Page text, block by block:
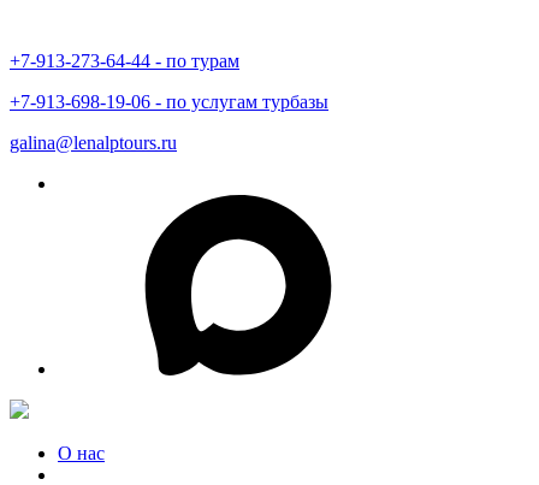
+7-913-273-64-44 - по турам
+7-913-698-19-06 - по услугам турбазы
galina@lenalptours.ru
О нас